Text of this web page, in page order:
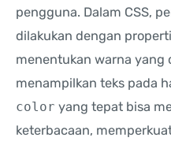
pengguna. Dalam CSS,
dilakukan dengan properti
menentukan warna yang
menampilkan teks pada
color yang tepat bisa
keterbacaan,